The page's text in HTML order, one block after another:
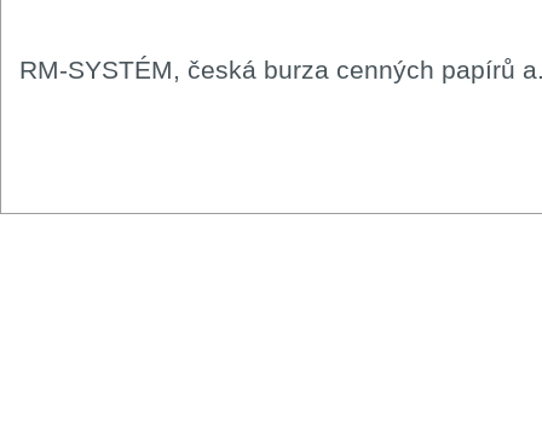
RM-SYSTÉM, česká burza cenných papírů